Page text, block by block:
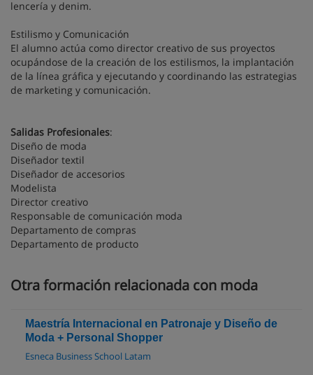
lencería y denim.
Estilismo y Comunicación
El alumno actúa como director creativo de sus proyectos
ocupándose de la creación de los estilismos, la implantación
de la línea gráfica y ejecutando y coordinando las estrategias
de marketing y comunicación.
Salidas Profesionales:
Diseño de moda
Diseñador textil
Diseñador de accesorios
Modelista
Director creativo
Responsable de comunicación moda
Departamento de compras
Departamento de producto
Otra formación relacionada con moda
Maestría Internacional en Patronaje y Diseño de
Moda + Personal Shopper
Esneca Business School Latam